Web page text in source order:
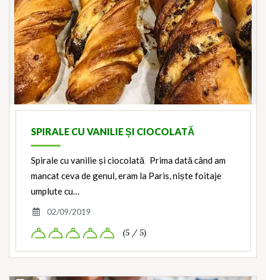
SPIRALE CU VANILIE ȘI CIOCOLATĂ
Spirale cu vanilie și ciocolată Prima dată când am
mancat ceva de genul, eram la Paris, niște foitaje
umplute cu…
02/09/2019
(5 / 5)